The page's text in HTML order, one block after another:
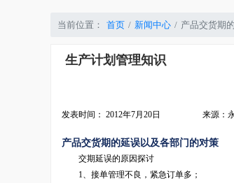
当前位置： 首页 新闻中心 产品交货期
生产计划管理知识
发表时间： 2012年7月20日 来源：永凯
产品交货期的延误以及各部门的对策
交期延误的原因探讨
1、接单管理不良，紧急订单多；